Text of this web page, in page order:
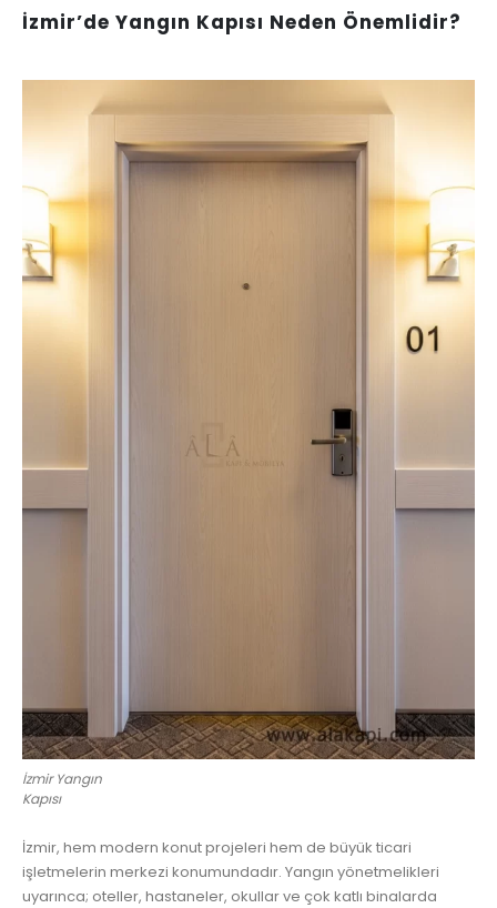
İzmir’de Yangın Kapısı Neden Önemlidir?
İzmir Yangın
Kapısı
İzmir, hem modern konut projeleri hem de büyük ticari
işletmelerin merkezi konumundadır. Yangın yönetmelikleri
uyarınca; oteller, hastaneler, okullar ve çok katlı binalarda